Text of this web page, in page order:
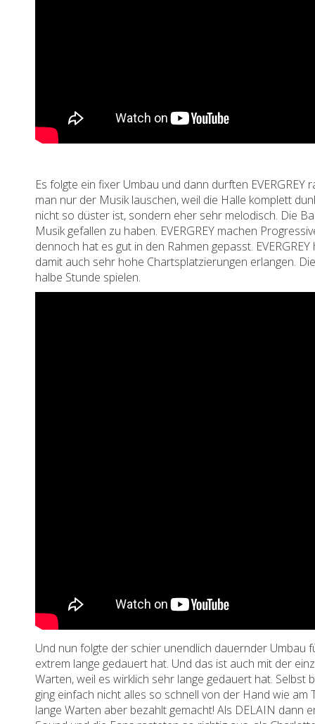
Es folgte ein fixer Umbau und dann durften
man nur der Musik lauschen, weil die Halle komplett
nicht so düster ist, sondern eher sehr melodisch. Die
Musik gefallen zu haben. EVERGREY machen
dennoch hat es gut in den Rahmen gepasst.
damit auch sehr hohe Chartsplatzierungen erlangen.
halbe Stunde spielen.
Und nun folgte der schier unendlich dauernder Umbau
extrem lange gedauert hat. Und das ist auch mit der
Warten, weil es wirklich sehr lange gedauert hat.
ging einfach nicht alles so schnell von der Hand wie
lange Warten aber bezahlt gemacht! Als DELAIN dann